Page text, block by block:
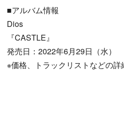
■アルバム情報
Dios
『CASTLE』
発売日：2022年6月29日（水）
※価格、トラックリストなどの詳